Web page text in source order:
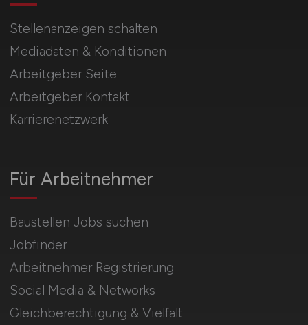
Für Arbeitnehmer
Baustellen Jobs suchen
Jobfinder
Arbeitnehmer Registrierung
Social Media & Networks
Gleichberechtigung & Vielfalt
Stellenanzeigen schalten
Mediadaten & Konditionen
Arbeitgeber Seite
Arbeitgeber Kontakt
Karrierenetzwerk